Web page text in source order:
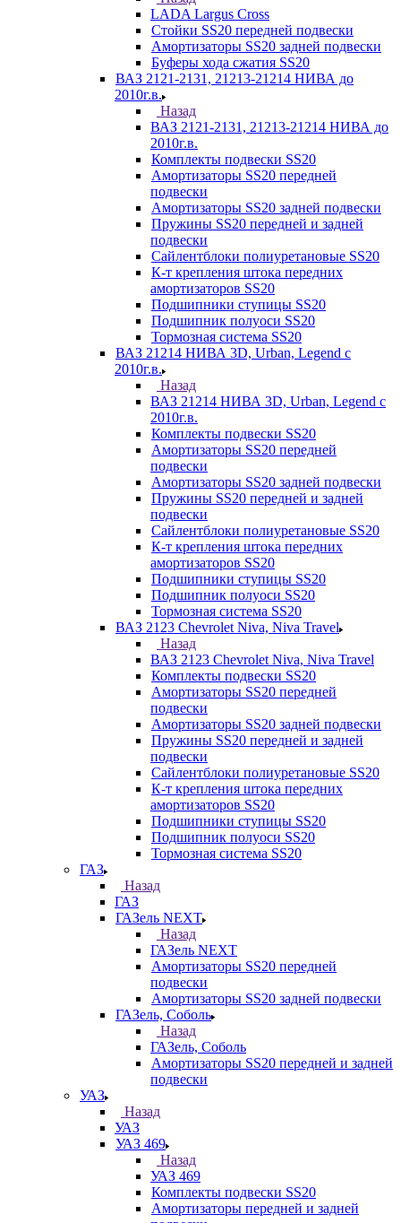
LADA Largus Cross
Стойки SS20 передней подвески
Амортизаторы SS20 задней подвески
Буферы хода сжатия SS20
ВАЗ 2121-2131, 21213-21214 НИВА до
2010г.в.
Назад
ВАЗ 2121-2131, 21213-21214 НИВА до
2010г.в.
Комплекты подвески SS20
Амортизаторы SS20 передней
подвески
Амортизаторы SS20 задней подвески
Пружины SS20 передней и задней
подвески
Сайлентблоки полиуретановые SS20
К-т крепления штока передних
амортизаторов SS20
Подшипники ступицы SS20
Подшипник полуоси SS20
Тормозная система SS20
ВАЗ 21214 НИВА 3D, Urban, Legend c
2010г.в.
Назад
ВАЗ 21214 НИВА 3D, Urban, Legend c
2010г.в.
Комплекты подвески SS20
Амортизаторы SS20 передней
подвески
Амортизаторы SS20 задней подвески
Пружины SS20 передней и задней
подвески
Сайлентблоки полиуретановые SS20
К-т крепления штока передних
амортизаторов SS20
Подшипники ступицы SS20
Подшипник полуоси SS20
Тормозная система SS20
ВАЗ 2123 Chevrolet Niva, Niva Travel
Назад
ВАЗ 2123 Chevrolet Niva, Niva Travel
Комплекты подвески SS20
Амортизаторы SS20 передней
подвески
Амортизаторы SS20 задней подвески
Пружины SS20 передней и задней
подвески
Сайлентблоки полиуретановые SS20
К-т крепления штока передних
амортизаторов SS20
Подшипники ступицы SS20
Подшипник полуоси SS20
Тормозная система SS20
ГАЗ
Назад
ГАЗ
ГАЗель NEXT
Назад
ГАЗель NEXT
Амортизаторы SS20 передней
подвески
Амортизаторы SS20 задней подвески
ГАЗель, Соболь
Назад
ГАЗель, Соболь
Амортизаторы SS20 передней и задней
подвески
УАЗ
Назад
УАЗ
УАЗ 469
Назад
УАЗ 469
Комплекты подвески SS20
Амортизаторы передней и задней